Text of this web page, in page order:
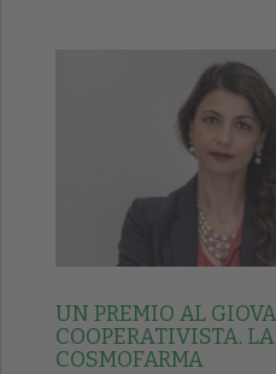
UN PREMIO AL
COOPERATIVISTA.
COSMOFARMA